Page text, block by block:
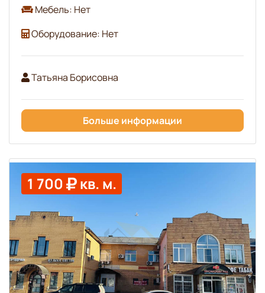
Мебель: Нет
Оборудование: Нет
Татьяна Борисовна
Больше информации
1 700 кв. м.